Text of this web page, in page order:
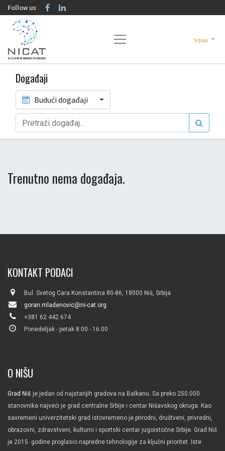
Follow us
Srpski
Događaji
Budući događaji
Trenutno nema događaja.
KONTAKT PODACI
Bul. Svetog Cara Konstantina 80-86, 18000 Niš, Srbija
goran.mladenovic@ni-cat.org
+381 62 442 674
Ponedeljak - petak 8:00 - 16:00
O NIŠU
Grad Niš je jedan od najstarijih gradova na Balkanu. Sa preko 250.000
stanovnika najveći je grad centralne Srbije i centar Nišavskog okruga. Kao
savremeni univerzitetski grad istovremeno je prirodni, društveni, privredni,
obrazovni, zdravstveni, kulturni i sportski centar jugoistočne Srbije. Grad Niš
je 2015. godine proglasio napredne tehnologije za ključni prioritet. Iste